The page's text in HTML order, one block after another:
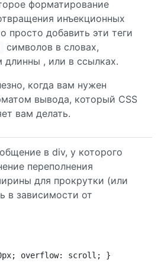
форматирование
инъекционных
просто добавить эти теги
символов в словах,
, или в ссылках.
когда вам нужен
вывода, который CSS
вам делать.
в div, у которого
переполнения
для прокрутки (или
в зависимости от
overflow: scroll; }